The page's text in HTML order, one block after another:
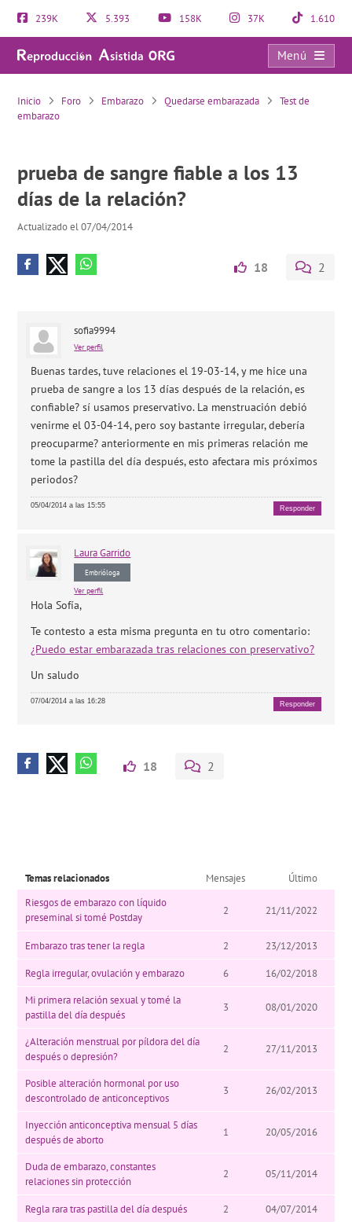
239K 5.393 158K 37K 1.610
Menú
prueba de sangre fiable a los 13 días de la relación?
Inicio Foro Embarazo Quedarse embarazada
Test de
embarazo
prueba de sangre fiable a los 13
días de la relación?
Actualizado el 07/04/2014
18 2
sofia9994
Ver perfil
Buenas tardes, tuve relaciones el 19-03-14, y me hice una
prueba de sangre a los 13 días después de la relación, es
confiable? sí usamos preservativo. La menstruación debió
venirme el 03-04-14, pero soy bastante irregular, debería
preocuparme? anteriormente en mis primeras relación me
tome la pastilla del día después, esto afectara mis próximos
periodos?
05/04/2014 a las 15:55 Responder
Laura Garrido
Embrióloga
Ver perfil
Hola Sofía,
Te contesto a esta misma pregunta en tu otro comentario:
¿Puedo estar embarazada tras relaciones con preservativo?
Un saludo
07/04/2014 a las 16:28 Responder
18 2
Temas relacionados Mensajes
Último
Riesgos de embarazo con líquido
preseminal si tomé Postday
2 21/11/2022
Embarazo tras tener la regla 2 23/12/2013
Regla irregular, ovulación y embarazo 6
16/02/2018
Mi primera relación sexual y tomé la
pastilla del día después
3 08/01/2020
¿Alteración menstrual por píldora del día
después o depresión?
2 27/11/2013
Posible alteración hormonal por uso
descontrolado de anticonceptivos
3 26/02/2013
Inyección anticonceptiva mensual 5 días
después de aborto
1 20/05/2016
Duda de embarazo, constantes
relaciones sin protección
2 05/11/2014
Regla rara tras pastilla del día después 2
04/07/2014